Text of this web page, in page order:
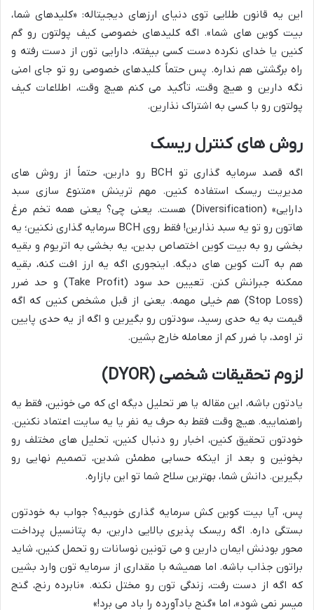
این یه قانون طلایی توی دنیای ارزهای دیجیتاله: «کلیدهای شما،
بیت کوین های شما». اگه کلیدهای خصوصی کیف پولتون رو گم
کنین یا خدای نکرده دست کسی بیفته، دارایی تون از دست رفته و
راه برگشتی هم نداره. پس حتماً کلیدهای خصوصی رو تو جای امنی
نگه دارین و هیچ وقت، تأکید می کنم هیچ وقت، اطلاعات کیف
پولتون رو با کسی به اشتراک نذارین.
روش های کنترل ریسک
اگه قصد سرمایه گذاری تو BCH رو دارین، حتماً از روش های
مدیریت ریسک استفاده کنین. مهم ترینش «متنوع سازی سبد
دارایی» (Diversification) هست. یعنی چی؟ یعنی همه تخم مرغ
هاتون رو تو یه سبد نذارین! فقط روی BCH سرمایه گذاری نکنین؛ یه
بخشی رو به بیت کوین اختصاص بدین، یه بخشی به اتریوم و بقیه
هم به آلت کوین های دیگه. اینجوری اگه یه ارز افت کنه، بقیه
ممکنه جبرانش کنن. تعیین حد سود (Take Profit) و حد ضرر
(Stop Loss) هم خیلی مهمه. یعنی از قبل مشخص کنین که اگه
قیمت به یه حدی رسید، سودتون رو بگیرین و اگه از یه حدی پایین
تر اومد، با ضرر کم از معامله خارج بشین.
لزوم تحقیقات شخصی (DYOR)
یادتون باشه، این مقاله یا هر تحلیل دیگه ای که می خونین، فقط یه
راهنماییه. هیچ وقت فقط به حرف یه نفر یا یه سایت اعتماد نکنین.
خودتون تحقیق کنین، اخبار رو دنبال کنین، تحلیل های مختلف رو
بخونین و بعد از اینکه حسابی مطمئن شدین، تصمیم نهایی رو
بگیرین. دانش شما، بهترین سلاح شما تو این بازاره.
پس، آیا بیت کوین کش سرمایه گذاری خوبیه؟ جواب به خودتون
بستگی داره. اگه ریسک پذیری بالایی دارین، به پتانسیل پرداخت
محور بودنش ایمان دارین و می تونین نوسانات رو تحمل کنین، شاید
براتون جذاب باشه. اما همیشه با مقداری از سرمایه تون وارد بشین
که اگه از دست رفت، زندگی تون رو مختل نکنه. «نابرده رنج، گنج
میسر نمی شود»، اما «گنج بادآورده را باد می برد!»